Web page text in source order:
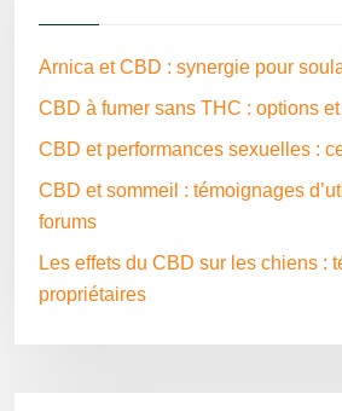
Arnica et CBD : synergie pour
CBD à fumer sans THC : options
CBD et performances sexuelles :
CBD et sommeil : témoignages
forums
Les effets du CBD sur les chiens :
propriétaires